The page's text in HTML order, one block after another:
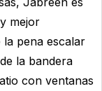
mejor
pena escalar
la bandera
con ventanas